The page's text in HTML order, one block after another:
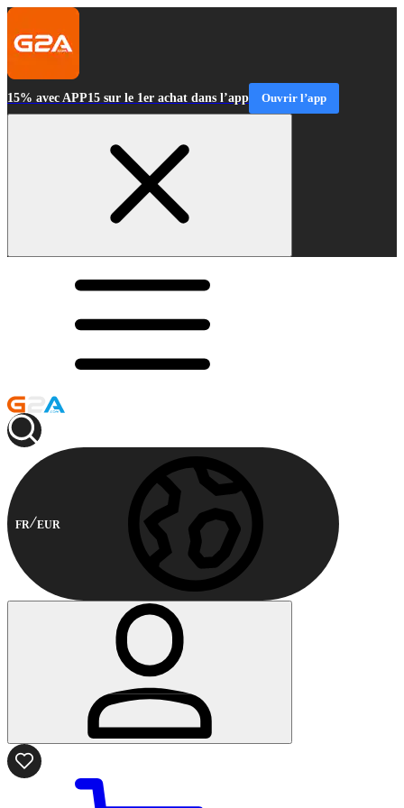
15% avec APP15 sur le 1er achat dans l’app Ouvrir l’app
FR EUR